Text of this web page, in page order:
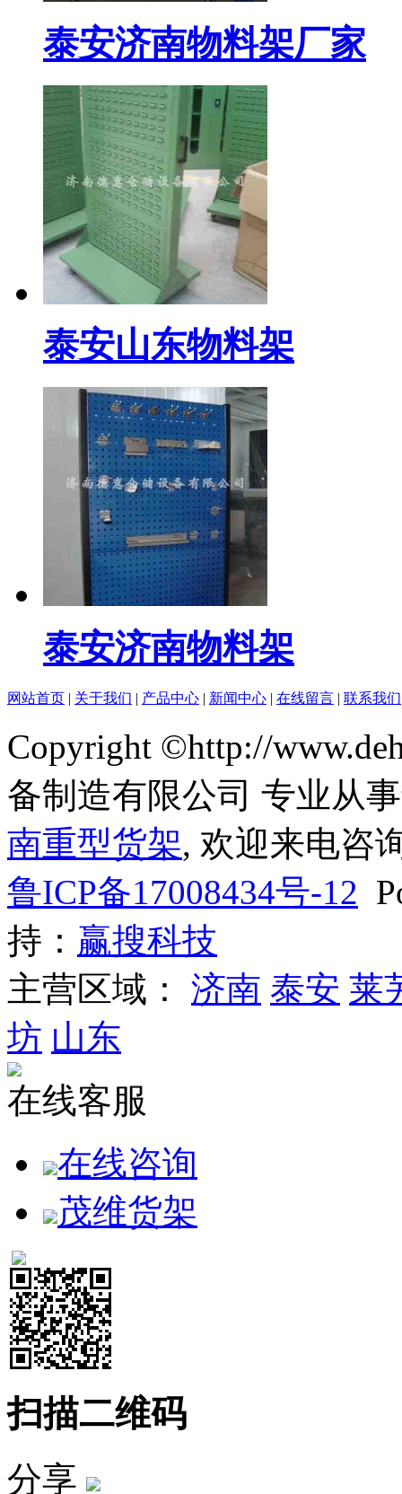
泰安济南物料架厂家
泰安山东物料架
泰安济南物料架
网站首页 | 关于我们 | 产品中心 | 新闻中心 | 在线留言 | 联系我们
Copyright ©http://
备制造有限公司 专业从
南重型货架, 欢迎来电咨
鲁ICP备17008434号-12
持： 赢搜科技
主营区域： 济南 泰安 莱
坊 山东
在线客服
在线咨询
茂维货架
扫描二维码
分享